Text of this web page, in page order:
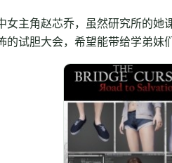
女主角赵芯乔，虽然研究所的她
的试胆大会，希望能带给学弟妹